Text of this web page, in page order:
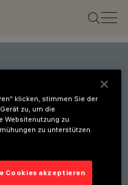
unsere
auf
über neue
klicken, stimmen Sie der
zu, um die
Websitenutzung zu
zu unterstützen.
Cookies akzeptieren